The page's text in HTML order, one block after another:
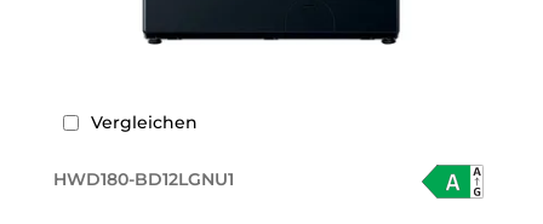
Vergleichen
HWD180-BD12LGNU1